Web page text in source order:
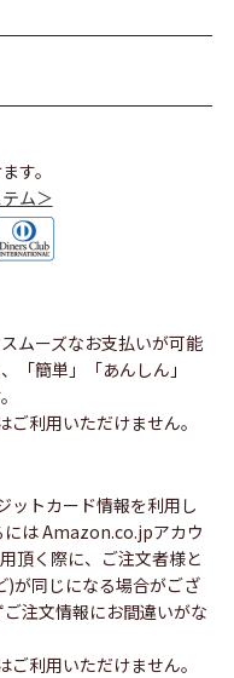
す。
ム＞
ムーズなお支払いが可能
「簡単」「あんしん」
利用いただけません。
トカード情報を利用し
には Amazon.co.jpアカウ
頂く際に、ご注文者様と
)が同じになる場合がござ
注文情報にお間違いがな
利用いただけません。